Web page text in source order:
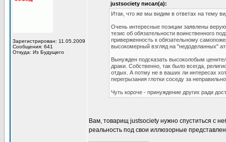
Зарегистрирован: 11.05.2009
Сообщения: 641
Откуда: Из Будущего
justsociety писал(а):
Итак, что же мы видим в ответах на тему
Очень интересные позиции заявлены
тезис об обязательности воинственного
приверженность к обязательному
высокомерный взгляд на "недоделанных"
Вынужден подсказать высоколобым
драки. Собственно, так было всегда,
отдых. А потму не в ваших ли интересах
перегрызания глотки соседу за
Чуть короче - принуждение других ради
Вам, товарищ justsociety нужно спуститься с
реальность под свои иллюзорные